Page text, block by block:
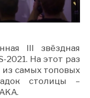
III звёздная
2021. На этот раз
самых топовых
столицы –